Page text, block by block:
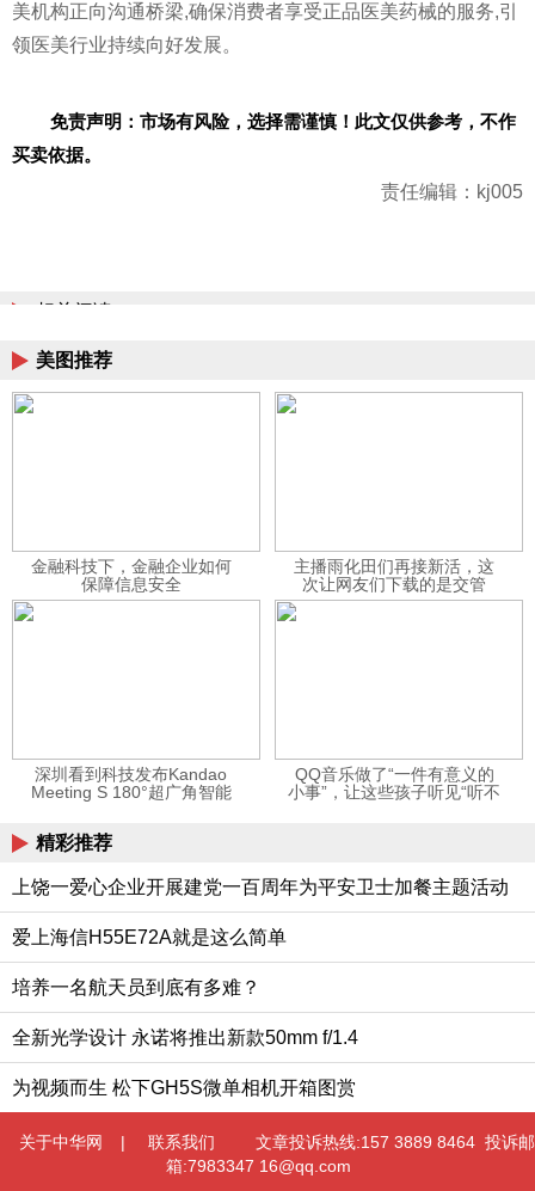
美机构正向沟通桥梁,确保消费者享受正品医美药械的服务,引
领医美行业持续向好发展。
免责声明：市场有风险，选择需谨慎！此文仅供参考，不作
买卖依据。
责任编辑：kj005
相关阅读
美图推荐
金融科技下，金融企业如何
保障信息安全
主播雨化田们再接新活，这
次让网友们下载的是交管
12123APP
深圳看到科技发布Kandao
Meeting S 180°超广角智能
QQ音乐做了“一件有意义的
小事”，让这些孩子听见“听不
精彩推荐
上饶一爱心企业开展建党一百周年为平安卫士加餐主题活动
爱上海信H55E72A就是这么简单
培养一名航天员到底有多难？
全新光学设计 永诺将推出新款50mm f/1.4
为视频而生 松下GH5S微单相机开箱图赏
关于中华网 | 联系我们
文章投诉热线:157 3889 8464 投诉邮
箱:7983347 16@qq.com